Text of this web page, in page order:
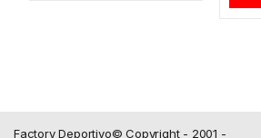
Factory Deportivo© Copyright - 2001 -